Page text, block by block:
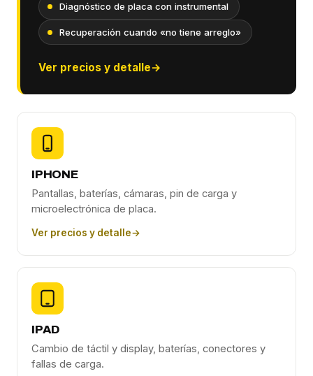
Diagnóstico de placa con instrumental
Recuperación cuando «no tiene arreglo»
Ver precios y detalle→
IPHONE
Pantallas, baterías, cámaras, pin de carga y
microelectrónica de placa.
Ver precios y detalle→
IPAD
Cambio de táctil y display, baterías, conectores y
fallas de carga.